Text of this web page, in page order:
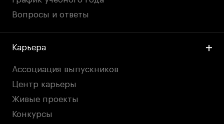
Вопросы и ответы
Карьера
Ассоциация выпускников
Центр карьеры
Живые проекты
Конкурсы